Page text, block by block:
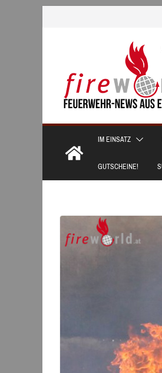
IM EINSATZ
GUTSCHEINE!